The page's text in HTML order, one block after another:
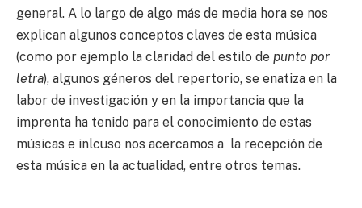
general. A lo largo de algo más de media hora se nos
explican algunos conceptos claves de esta música
(como por ejemplo la claridad del estilo de punto por
letra), algunos géneros del repertorio, se enatiza en la
labor de investigación y en la importancia que la
imprenta ha tenido para el conocimiento de estas
músicas e inlcuso nos acercamos a la recepción de
esta música en la actualidad, entre otros temas.